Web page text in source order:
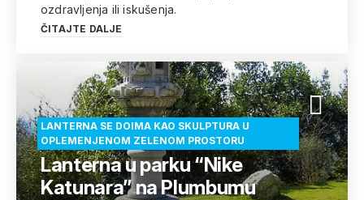
ozdravljenja ili iskušenja.
ČITAJTE DALJE
LANTERNA SE DOIMA KAO SKULPTURA U
OPLEMENJENOM ZELENOM PROSTORU
Lanterna u parku “Nike
Katunara” na Plumbumu